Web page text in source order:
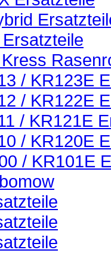
/ KR123E
/ KR122E
/ KR121E
/ KR120E
/ KR101E